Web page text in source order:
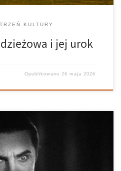
KULTURY
i jej urok
Opublikowano26 maja 2026
powiedz mi, drogi czytelniku,
słowo wampiry? Edwarda